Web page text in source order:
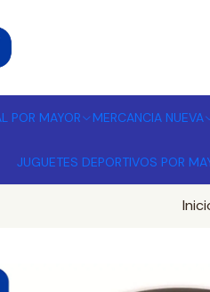
POR MAYOR MERCANCIA NUEVA
JUGUETES DEPORTIVOS POR